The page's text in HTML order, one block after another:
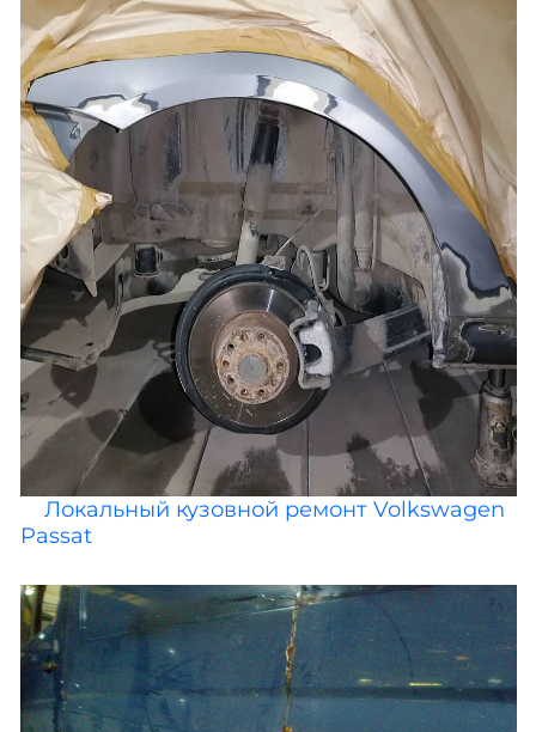
Локальный кузовной ремонт Volkswagen
Passat